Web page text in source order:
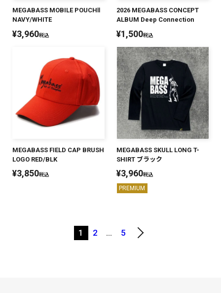
MEGABASS MOBILE POUCHⅡ
NAVY/WHITE
¥3,960税込
2026 MEGABASS CONCEPT
ALBUM Deep Connection
¥1,500税込
MEGABASS FIELD CAP BRUSH
LOGO RED/BLK
¥3,850税込
MEGABASS SKULL LONG T-
SHIRT ブラック
¥3,960税込
PREMIUM
1 2 … 5